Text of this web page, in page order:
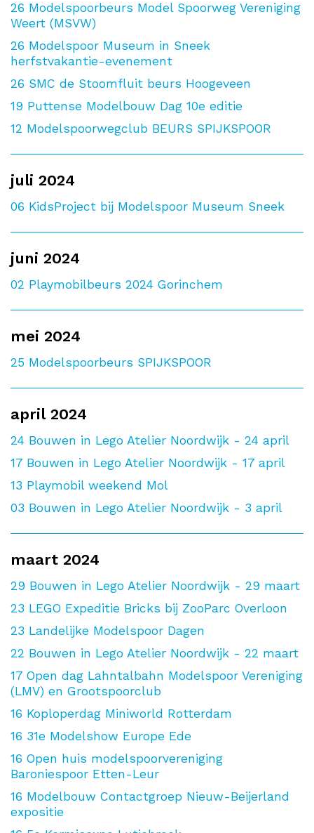
26 Modelspoorbeurs Model Spoorweg Vereniging
Weert (MSVW)
26 Modelspoor Museum in Sneek
herfstvakantie-evenement
26 SMC de Stoomfluit beurs Hoogeveen
19 Puttense Modelbouw Dag 10e editie
12 Modelspoorwegclub BEURS SPIJKSPOOR
juli 2024
06 KidsProject bij Modelspoor Museum Sneek
juni 2024
02 Playmobilbeurs 2024 Gorinchem
mei 2024
25 Modelspoorbeurs SPIJKSPOOR
april 2024
24 Bouwen in Lego Atelier Noordwijk - 24 april
17 Bouwen in Lego Atelier Noordwijk - 17 april
13 Playmobil weekend Mol
03 Bouwen in Lego Atelier Noordwijk - 3 april
maart 2024
29 Bouwen in Lego Atelier Noordwijk - 29 maart
23 LEGO Expeditie Bricks bij ZooParc Overloon
23 Landelijke Modelspoor Dagen
22 Bouwen in Lego Atelier Noordwijk - 22 maart
17 Open dag Lahntalbahn Modelspoor Vereniging
(LMV) en Grootspoorclub
16 Koploperdag Miniworld Rotterdam
16 31e Modelshow Europe Ede
16 Open huis modelspoorvereniging
Baroniespoor Etten-Leur
16 Modelbouw Contactgroep Nieuw-Beijerland
expositie